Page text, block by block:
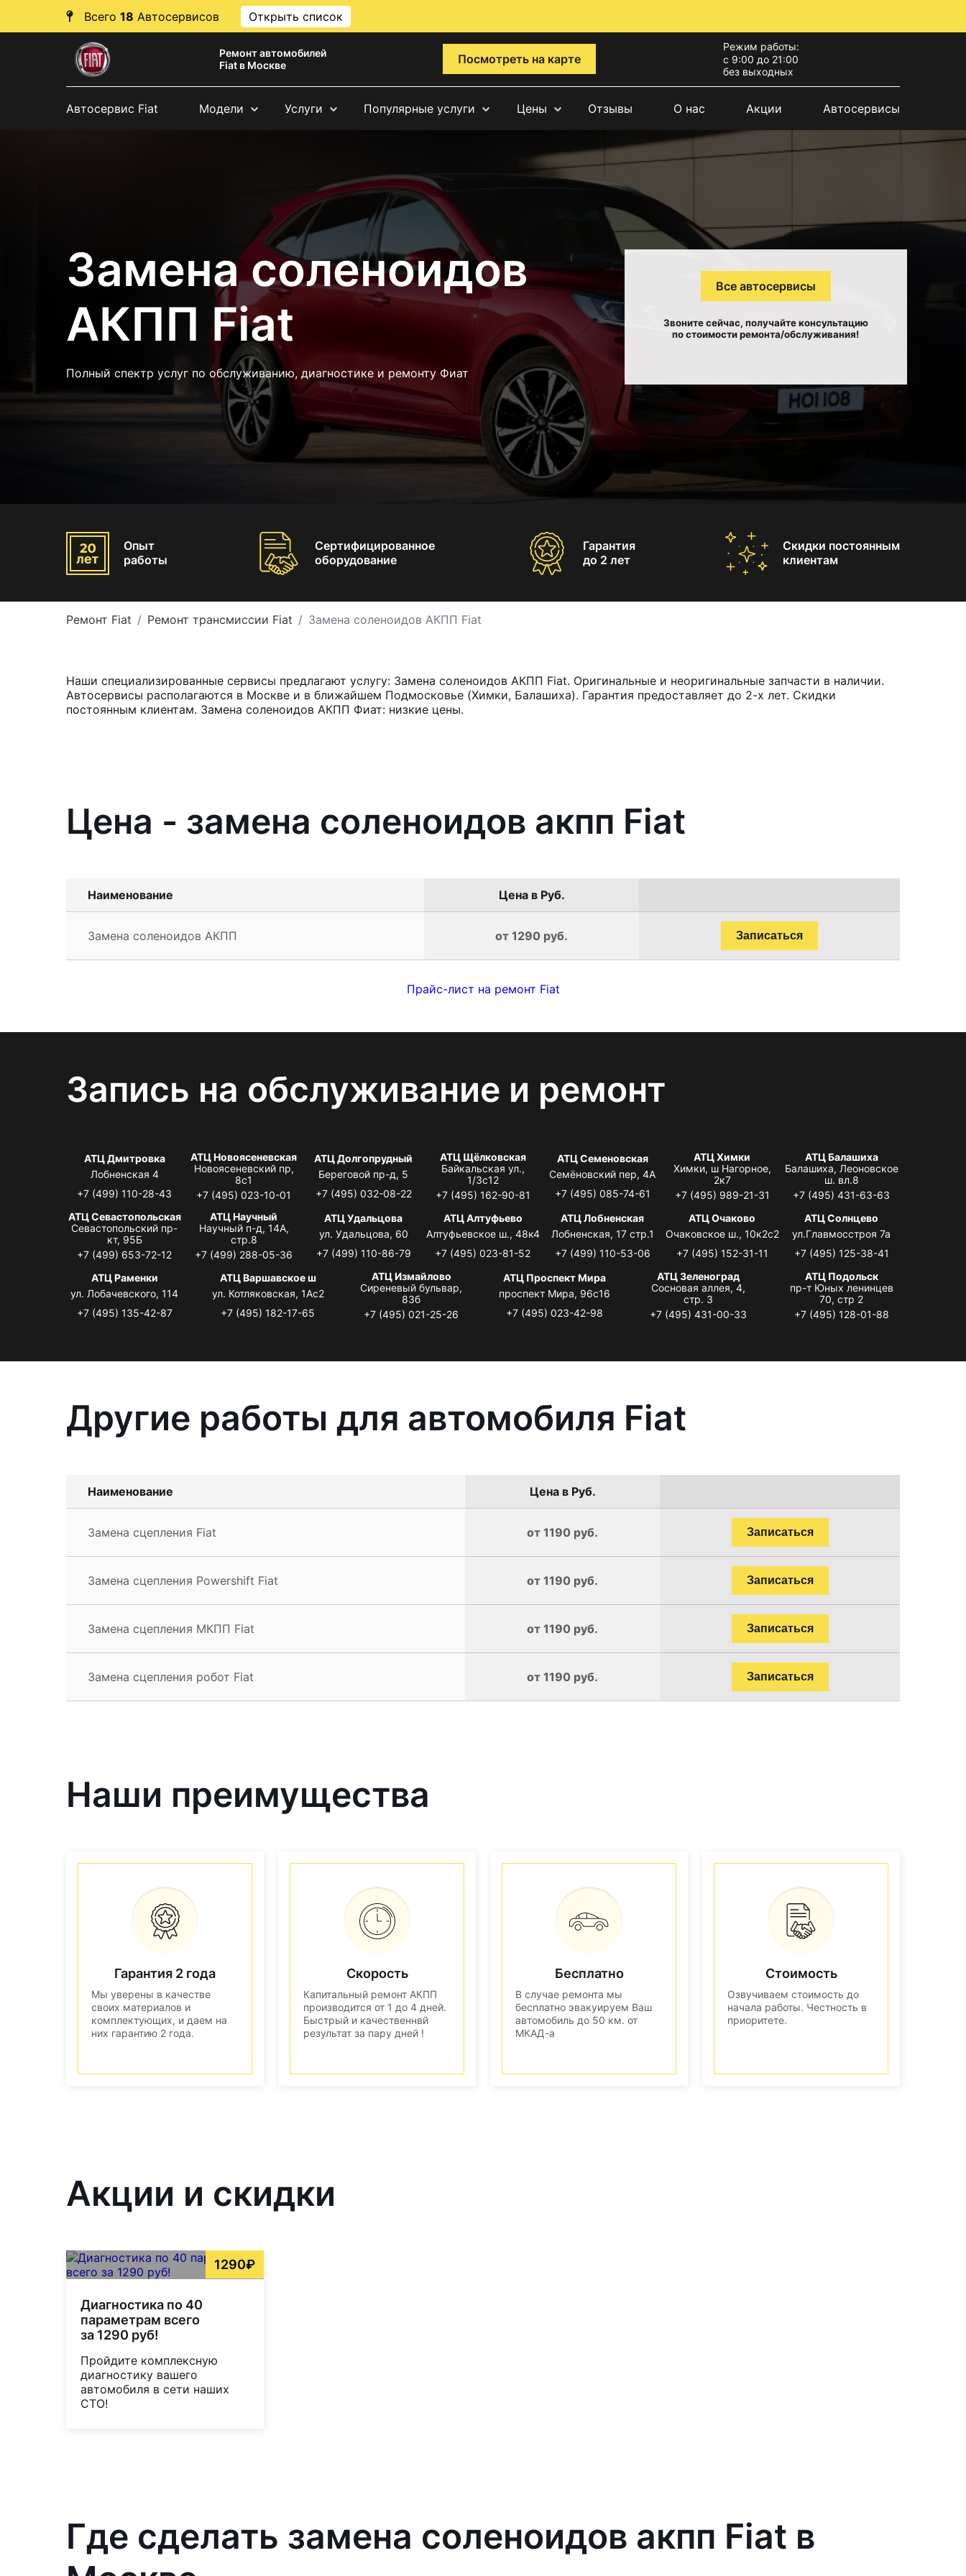
Всего 18 Автосервисов Открыть список
Ремонт автомобилей
Fiat в Москве
Посмотреть на карте
Режим работы:
с 9:00 до 21:00
без выходных
Автосервис Fiat Модели Услуги Популярные услуги Цены Отзывы О нас Акции Автосервисы
Замена соленоидов
АКПП Fiat
Полный спектр услуг по обслуживанию, диагностике и ремонту Фиат
Все автосервисы
Звоните сейчас, получайте консультацию
по стоимости ремонта/обслуживания!
Опыт
работы
Сертифицированное
оборудование
Гарантия
до 2 лет
Скидки постоянным
клиентам
Ремонт Fiat Ремонт трансмиссии Fiat Замена соленоидов АКПП Fiat
Наши специализированные сервисы предлагают услугу: Замена соленоидов АКПП Fiat. Оригинальные и неоригинальные запчасти в наличии.
Автосервисы располагаются в Москве и в ближайшем Подмосковье (Химки, Балашиха). Гарантия предоставляет до 2-х лет. Скидки
постоянным клиентам. Замена соленоидов АКПП Фиат: низкие цены.
Цена - замена соленоидов акпп Fiat
Наименование Цена в Руб.
Замена соленоидов АКПП от 1290 руб. Записаться
Прайс-лист на ремонт Fiat
Запись на обслуживание и ремонт
АТЦ Дмитровка
Лобненская 4
+7 (499) 110-28-43
АТЦ Новоясеневская
Новоясеневский пр,
8с1
+7 (495) 023-10-01
АТЦ Долгопрудный
Береговой пр-д, 5
+7 (495) 032-08-22
АТЦ Щёлковская
Байкальская ул.,
1/3с12
+7 (495) 162-90-81
АТЦ Семеновская
Семёновский пер, 4А
+7 (495) 085-74-61
АТЦ Химки
Химки, ш Нагорное,
2к7
+7 (495) 989-21-31
АТЦ Балашиха
Балашиха, Леоновское
ш. вл.8
+7 (495) 431-63-63
АТЦ Севастопольская
Севастопольский пр-
кт, 95Б
+7 (499) 653-72-12
АТЦ Научный
Научный п-д, 14А,
стр.8
+7 (499) 288-05-36
АТЦ Удальцова
ул. Удальцова, 60
+7 (499) 110-86-79
АТЦ Алтуфьево
Алтуфьевское ш., 48к4
+7 (495) 023-81-52
АТЦ Лобненская
Лобненская, 17 стр.1
+7 (499) 110-53-06
АТЦ Очаково
Очаковское ш., 10к2с2
+7 (495) 152-31-11
АТЦ Солнцево
ул.Главмосстроя 7а
+7 (495) 125-38-41
АТЦ Раменки
ул. Лобачевского, 114
+7 (495) 135-42-87
АТЦ Варшавское ш
ул. Котляковская, 1Ас2
+7 (495) 182-17-65
АТЦ Измайлово
Сиреневый бульвар,
83б
+7 (495) 021-25-26
АТЦ Проспект Мира
проспект Мира, 96с16
+7 (495) 023-42-98
АТЦ Зеленоград
Сосновая аллея, 4,
стр. 3
+7 (495) 431-00-33
АТЦ Подольск
пр-т Юных ленинцев
70, стр 2
+7 (495) 128-01-88
Другие работы для автомобиля Fiat
Наименование Цена в Руб.
Замена сцепления Fiat от 1190 руб. Записаться
Замена сцепления Powershift Fiat от 1190 руб. Записаться
Замена сцепления МКПП Fiat от 1190 руб. Записаться
Замена сцепления робот Fiat от 1190 руб. Записаться
Наши преимущества
Гарантия 2 года
Мы уверены в качестве
своих материалов и
комплектующих, и даем на
них гарантию 2 года.
Скорость
Капитальный ремонт АКПП
производится от 1 до 4 дней.
Быстрый и качественнвй
результат за пару дней !
Бесплатно
В случае ремонта мы
бесплатно эвакуируем Ваш
автомобиль до 50 км. от
МКАД-а
Стоимость
Озвучиваем стоимость до
начала работы. Честность в
приоритете.
Акции и скидки
1290₽
Диагностика по 40
параметрам всего
за 1290 руб!
Пройдите комплексную
диагностику вашего
автомобиля в сети наших
СТО!
Где сделать замена соленоидов акпп Fiat в